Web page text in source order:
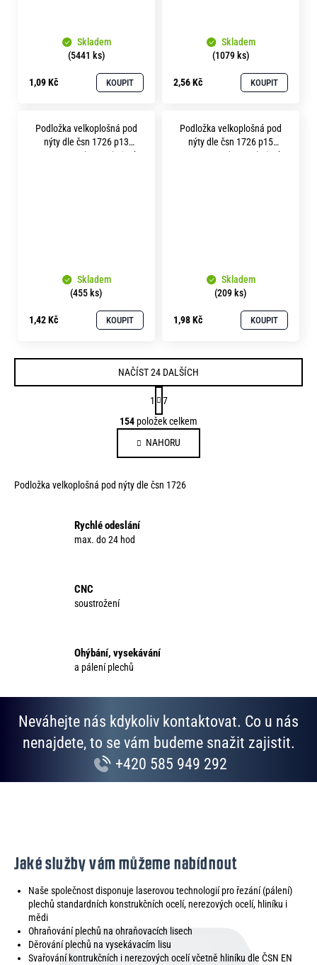
Skladem
(5441 ks)
1,09 Kč KOUPIT
Skladem
(1079 ks)
2,56 Kč KOUPIT
Podložka velkoplošná pod
nýty dle čsn 1726 p13
pevnost 3.6 (100HV) zinek
Skladem
(455 ks)
1,42 Kč KOUPIT
Podložka velkoplošná pod
nýty dle čsn 1726 p15
pevnost 3.6 (100HV) zinek
Skladem
(209 ks)
1,98 Kč KOUPIT
O
v
l
á
a
p
u
NAČÍST 24 DALŠÍCH
r
á
o
1
7
154položek celkem
NAHORU
Podložka velkoplošná pod nýty dle čsn 1726
Rychlé odeslání
max. do 24 hod
CNC
soustrožení
Ohýbání, vysekávání
a pálení plechů
Neváhejte nás kdykoliv kontaktovat. Co u nás
nenajdete, to se vám budeme snažit zajistit.
+420 585 949 292
Jaké služby vám můžeme nabídnout
Naše společnost disponuje laserovou technologií pro řezání (pálení)
plechů standardních konstrukčních ocelí, nerezových ocelí, hliníku i
mědi
Ohraňování plechů na ohraňovacích lisech
Děrování plechů na vysekávacím lisu
Svařování kontrukčních i nerezových ocelí včetně hliníku dle ČSN EN